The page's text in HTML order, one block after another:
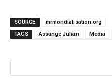
SOURCE
mrmondialisation.org
TAGS
Assange Julian Media